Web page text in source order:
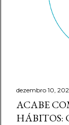
dezembro 10,
ACABE
HÁBITOS: